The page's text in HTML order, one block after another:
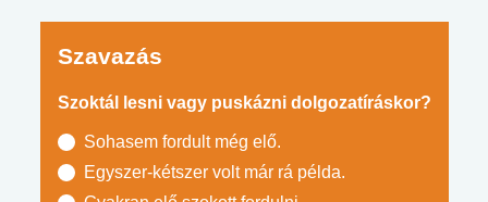
Szavazás
Szoktál lesni vagy puskázni dolgozatíráskor?
Sohasem fordult még elő.
Egyszer-kétszer volt már rá példa.